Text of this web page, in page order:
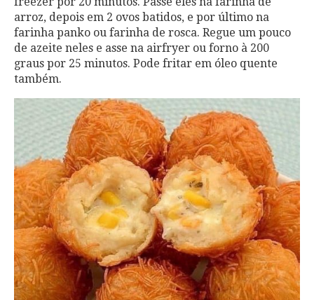
arroz, depois em 2 ovos batidos, e por último na
farinha panko ou farinha de rosca. Regue um pouco
de azeite neles e asse na airfryer ou forno à 200
graus por 25 minutos. Pode fritar em óleo quente
também.